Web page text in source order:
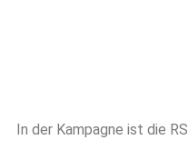
In der Kampagne ist die